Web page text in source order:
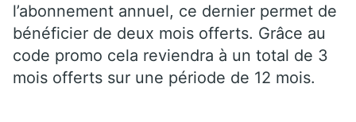
l’abonnement annuel, ce dernier permet de
bénéficier de deux mois offerts. Grâce au
code promo cela reviendra à un total de 3
mois offerts sur une période de 12 mois.